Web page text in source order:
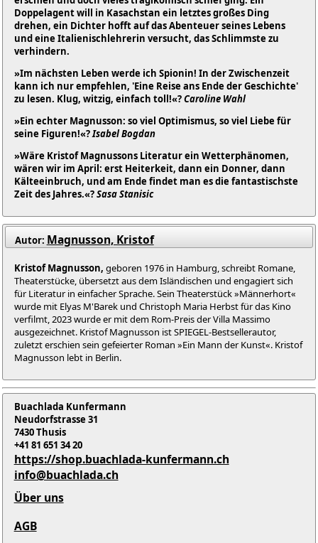
Doppelagent will in Kasachstan ein letztes großes Ding
drehen, ein Dichter hofft auf das Abenteuer seines Lebens
und eine Italienischlehrerin versucht, das Schlimmste zu
verhindern.
»Im nächsten Leben werde ich Spionin! In der Zwischenzeit
kann ich nur empfehlen, 'Eine Reise ans Ende der Geschichte'
zu lesen. Klug, witzig, einfach toll!«?Caroline Wahl
»Ein echter Magnusson: so viel Optimismus, so viel Liebe für
seine Figuren!«?Isabel Bogdan
»Wäre Kristof Magnussons Literatur ein Wetterphänomen,
wären wir im April: erst Heiterkeit, dann ein Donner, dann
Kälteeinbruch, und am Ende findet man es die fantastischste
Zeit des Jahres.«?Sasa Stanisic
Autor: Magnusson, Kristof
Kristof Magnusson, geboren 1976 in Hamburg, schreibt Romane,
Theaterstücke, übersetzt aus dem Isländischen und engagiert sich
für Literatur in einfacher Sprache. Sein Theaterstück »Männerhort«
wurde mit Elyas M'Barek und Christoph Maria Herbst für das Kino
verfilmt, 2023 wurde er mit dem Rom-Preis der Villa Massimo
ausgezeichnet. Kristof Magnusson ist SPIEGEL-Bestsellerautor,
zuletzt erschien sein gefeierter Roman »Ein Mann der Kunst«. Kristof
Magnusson lebt in Berlin.
Buachlada Kunfermann
Neudorfstrasse 31
7430 Thusis
+41 81 651 34 20
https://shop.buachlada-kunfermann.ch
info@buachlada.ch
Über uns
AGB